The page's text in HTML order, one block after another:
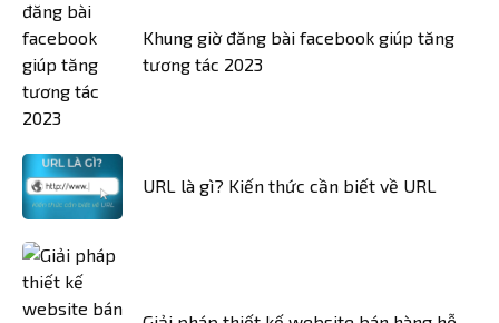
Khung giờ đăng bài facebook giúp tăng
tương tác 2023
URL là gì? Kiến thức cần biết về URL